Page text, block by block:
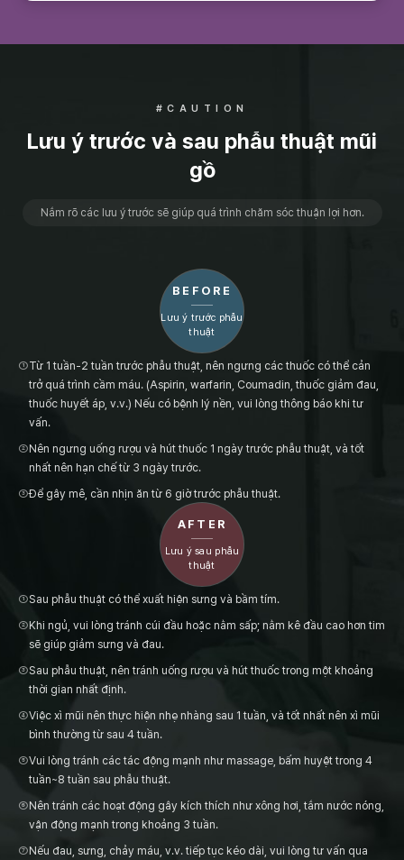
#CAUTION
Lưu ý trước và sau phẫu thuật mũi
gồ
Nắm rõ các lưu ý trước sẽ giúp quá trình chăm sóc thuận lợi hơn.
BEFORE
Lưu ý trước phẫu
thuật
①Từ 1 tuần-2 tuần trước phẫu thuật, nên ngưng các thuốc có thể cản
trở quá trình cầm máu. (Aspirin, warfarin, Coumadin, thuốc giảm đau,
thuốc huyết áp, v.v.) Nếu có bệnh lý nền, vui lòng thông báo khi tư
vấn.
②Nên ngưng uống rượu và hút thuốc 1 ngày trước phẫu thuật, và tốt
nhất nên hạn chế từ 3 ngày trước.
③Để gây mê, cần nhịn ăn từ 6 giờ trước phẫu thuật.
AFTER
Lưu ý sau phẫu
thuật
①Sau phẫu thuật có thể xuất hiện sưng và bầm tím.
②Khi ngủ, vui lòng tránh cúi đầu hoặc nằm sấp; nằm kê đầu cao hơn tim
sẽ giúp giảm sưng và đau.
③Sau phẫu thuật, nên tránh uống rượu và hút thuốc trong một khoảng
thời gian nhất định.
④Việc xì mũi nên thực hiện nhẹ nhàng sau 1 tuần, và tốt nhất nên xì mũi
bình thường từ sau 4 tuần.
⑤Vui lòng tránh các tác động mạnh như massage, bấm huyệt trong 4
tuần~8 tuần sau phẫu thuật.
⑥Nên tránh các hoạt động gây kích thích như xông hơi, tắm nước nóng,
vận động mạnh trong khoảng 3 tuần.
⑦Nếu đau, sưng, chảy máu, v.v. tiếp tục kéo dài, vui lòng tư vấn qua